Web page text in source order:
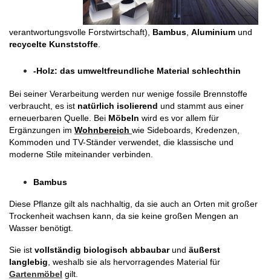
verantwortungsvolle Forstwirtschaft), Bambus Aluminium
recycelte Kunststoffe
-Holz: das umweltfreundliche Material schlechthin
Bei seiner Verarbeitung werden nur wenige fossile Brennstoffe
verbraucht, es ist natürlich isolierend und stammt aus einer
erneuerbaren Quelle. Bei Möbeln wird es vor allem für
Ergänzungen im Wohnbereich wie Sideboards, Kredenzen,
Kommoden und TV-Ständer verwendet, die klassische und
moderne Stile miteinander verbinden.
Bambus
Diese Pflanze gilt als nachhaltig, da sie auch an Orten mit großer
Trockenheit wachsen kann, da sie keine großen Mengen an
Wasser benötigt.
Sie ist vollständig biologisch abbaubar und äußerst
langlebig
Gartenmöbel gilt.